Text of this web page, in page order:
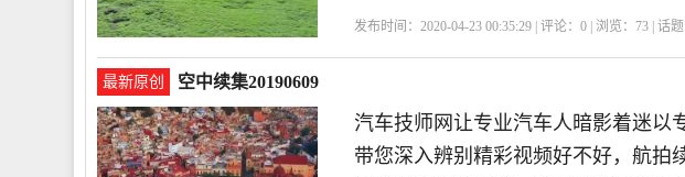
发布时间：2020-04-23 00:35:29 | 评论：0 | 浏览： 73 | 话题
最新原创 空中续集20190609
汽车技师网让专业汽车人暗影着迷以
带您深入辨别精彩视频好不好，航拍